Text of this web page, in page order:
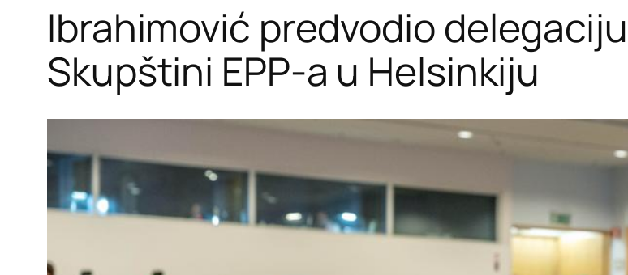
Ibrahimović predvodio
Skupštini EPP-a u Helsinkiju